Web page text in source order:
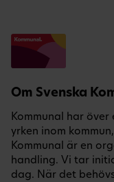
Om Svenska
Kommunal har över
yrken inom
Kommunal är en
handling. Vi tar
dag. När det